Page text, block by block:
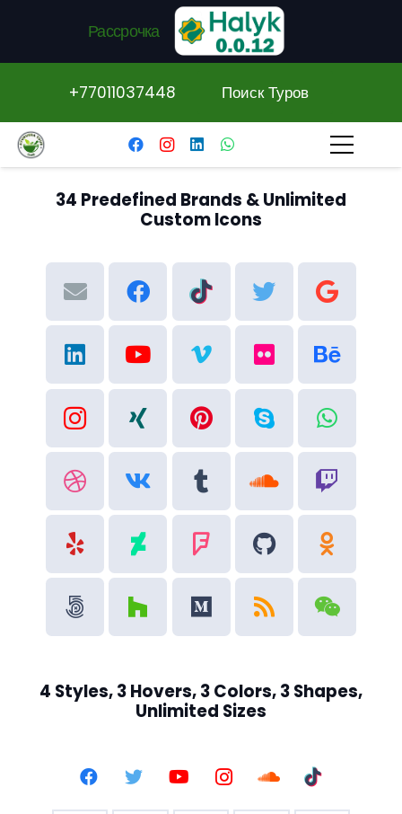
Рассрочка
+77011037448 Поиск Туров
34 Predefined Brands & Unlimited
Custom Icons
4 Styles, 3 Hovers, 3Colors, 3 Shapes,
Unlimited Sizes